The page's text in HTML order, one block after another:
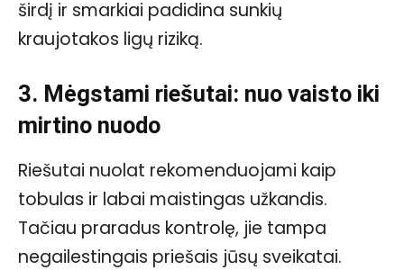
širdį ir smarkiai padidina sunkių
kraujotakos ligų riziką.
3. Mėgstami riešutai: nuo vaisto iki
mirtino nuodo
Riešutai nuolat rekomenduojami kaip
tobulas ir labai maistingas užkandis.
Tačiau praradus kontrolę, jie tampa
negailestingais priešais jūsų sveikatai.